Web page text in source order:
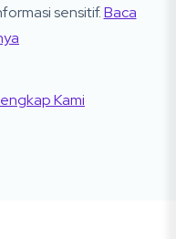
sensitif.Baca
Kami